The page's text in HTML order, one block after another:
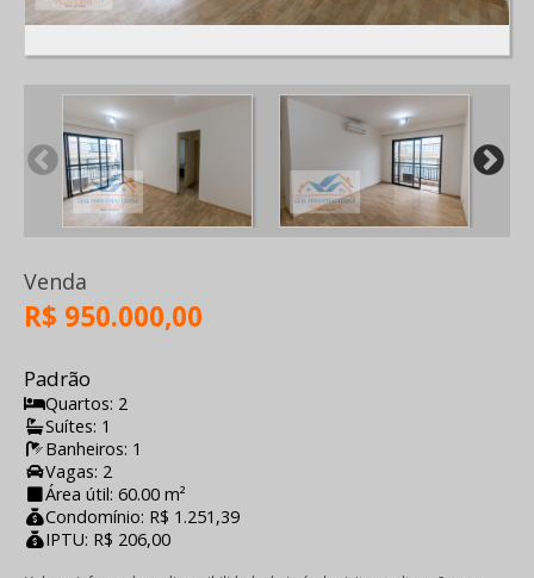
Venda
R$ 950.000,00
Padrão
Quartos: 2
Suítes: 1
Banheiros: 1
Vagas: 2
Área útil: 60.00 m²
Condomínio: R$ 1.251,39
IPTU: R$ 206,00